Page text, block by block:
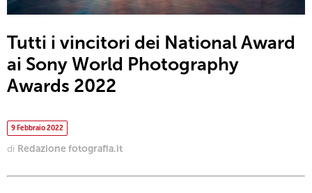
Tutti i vincitori dei National Award
ai Sony World Photography
Awards 2022
9 Febbraio 2022
di Redazione fotografia.it